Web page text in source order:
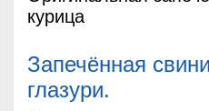
курица
Запечённая
глазури.